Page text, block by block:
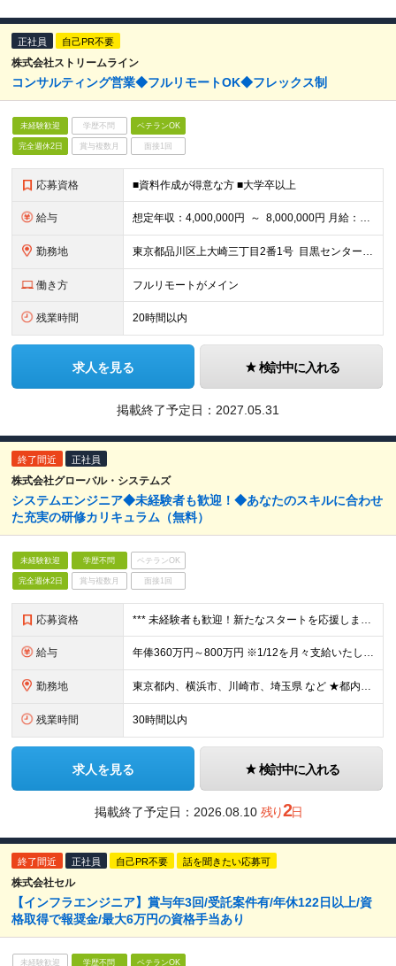
正社員 自己PR不要
株式会社ストリームライン
コンサルティング営業◆フルリモートOK◆フレックス制
未経験歓迎 学歴不問 ベテランOK
完全週休2日 賞与複数月 面接1回
応募資格 ■資料作成が得意な方 ■大学卒以上
給与 想定年収：4,000,000円 ～ 8,000,000円 月給：288,000円 ～ 570,000円 ※ご経験・能力に応じて決定いたします。 ※上記額にはみなし残業代を含みます。 ※超過分は全額支
勤務地 東京都品川区上大崎三丁目2番1号 目黒センタービル8階（最寄駅：目黒駅） （変更の範囲）上記を除く当社関連勤務地
働き方 フルリモートがメイン
残業時間 20時間以内
求人を見る 検討中に入れる
掲載終了予定日： 2027.05.31
終了間近 正社員
株式会社グローバル・システムズ
システムエンジニア◆未経験者も歓迎！◆あなたのスキルに合わせ
た充実の研修カリキュラム（無料）
未経験歓迎 学歴不問 ベテランOK
完全週休2日 賞与複数月 面接1回
応募資格 *** 未経験者も歓迎！新たなスタートを応援します！ *** ★学歴不問 *** こんな方を歓迎します！ *** ★将来を考えると、今の会社/環境では不安だ ★当たり前になった技術も良いが、最先
給与 年俸360万円～800万円 ※1/12を月々支給いたします ★会社の利益は【業績賞与】という形で社員に還元しています ※試用期間3ヶ月間あり（給与・待遇面での差異はありません） ※前給・経験・能力
勤務地 東京都内、横浜市、川崎市、埼玉県 など ★都内近郊のクライアント先での勤務となります ★勤務地に関する希望は最大限考慮いたします ≪本社≫ 東京都千代田区平河町2-4-13-602 【転勤・出張の
残業時間 30時間以内
求人を見る 検討中に入れる
掲載終了予定日： 2026.08.10 残り2日
終了間近 正社員 自己PR不要 話を聞きたい応募可
株式会社セル
【インフラエンジニア】賞与年3回/受託案件有/年休122日以上/資
格取得で報奨金/最大6万円の資格手当あり
未経験歓迎 学歴不問 ベテランOK